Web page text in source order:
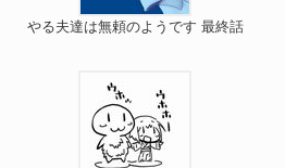
やる夫達は無頼のようです 最終話